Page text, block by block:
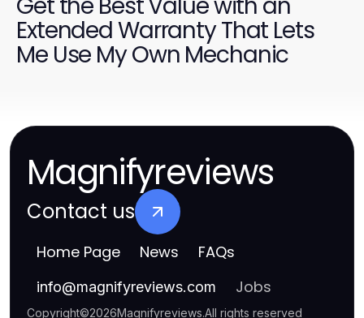
Extended Warranty That Lets
Me Use My Own Mechanic
Magnifyreviews
Contact us
Home Page News FAQs
info@magnifyreviews.com Jobs
Copyright©2026Magnifyreviews.All rights reserved